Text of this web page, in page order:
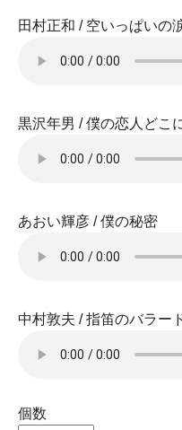
田村正和 / 空いっぱいの
黒沢年男 / 僕の恋人どこ
あおい輝彦 / 僕の秘密
中村敦夫 / 指笛のバラー
個数